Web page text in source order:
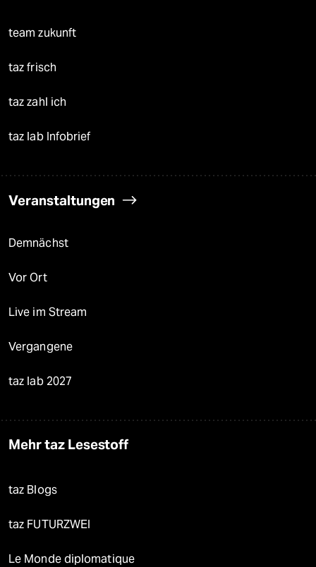
team zukunft
taz frisch
taz zahl ich
taz lab Infobrief
Veranstaltungen
Demnächst
Vor Ort
Live im Stream
Vergangene
taz lab 2027
Mehr taz Lesestoff
taz Blogs
taz FUTURZWEI
Le Monde diplomatique